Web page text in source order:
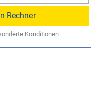
Rechner
Konditionen